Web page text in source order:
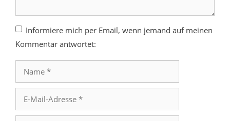
Informiere mich per Email, wenn jemand auf meinen
Kommentar antwortet:
Mail-
Adresse